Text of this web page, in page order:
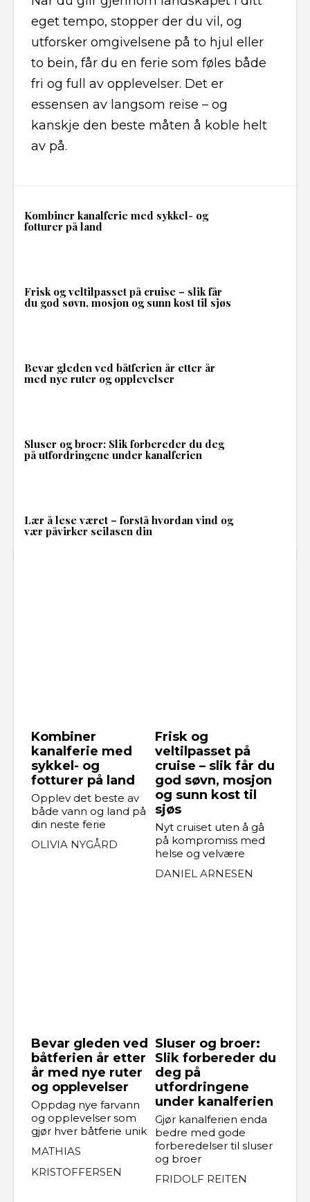
eget tempo, stopper der du vil, og
utforsker omgivelsene på to hjul eller
to bein, får du en ferie som føles både
fri og full av opplevelser. Det er
essensen av langsom reise – og
kanskje den beste måten å koble helt
av på.
Kombiner kanalferie med sykkel- og
fotturer på land
Frisk og veltilpasset på cruise – slik får
du god søvn, mosjon og sunn kost til sjøs
Bevar gleden ved båtferien år etter år
med nye ruter og opplevelser
Sluser og broer: Slik forbereder du deg
på utfordringene under kanalferien
Lær å lese været – forstå hvordan vind og
vær påvirker seilasen din
Kombiner
kanalferie med
sykkel- og
fotturer på land
Opplev det beste av
både vann og land på
din neste ferie
OLIVIA NYGÅRD
Frisk og
veltilpasset på
cruise – slik får du
god søvn, mosjon
og sunn kost til
sjøs
Nyt cruiset uten å gå
på kompromiss med
helse og velvære
DANIEL ARNESEN
Bevar gleden ved
båtferien år etter
år med nye ruter
og opplevelser
Oppdag nye farvann
og opplevelser som
gjør hver båtferie unik
MATHIAS
KRISTOFFERSEN
Sluser og broer:
Slik forbereder du
deg på
utfordringene
under kanalferien
Gjør kanalferien enda
bedre med gode
forberedelser til sluser
og broer
FRIDOLF REITEN